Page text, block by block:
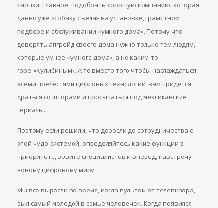
кнопки. Главное, подобрать хорошую компанию, которая
давно уже «собаку съела» на установке, грамотном
подборе и обслуживании «умного дома». Потому что
доверять апгрейд своего дома нужно только тем людям,
которые умнее «умного дома», а не каким-то
горе-«Кулибиным». А то вместо того чтобы наслаждаться
всеми прелестями цифровых технологий, вам придется
драться со шторами и просыпаться под мексиканские
сериалы.
Поэтому если решили, что доросли до сотрудничества с
этой чудо-системой, определяйтесь какие функции в
приоритете, зовите специалистов и вперед, навстречу
новому цифровому миру.
Мы все выросли во время, когда пультом от телевизора,
был самый молодой в семье человечек. Когда появился